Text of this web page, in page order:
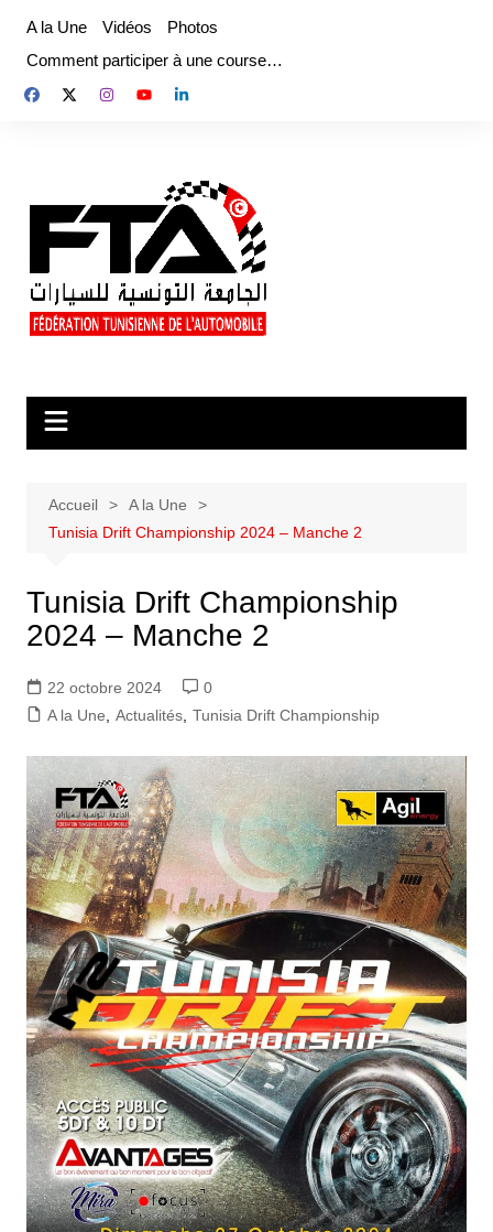
contenu
A la Une Vidéos
Photos
Comment participer à une course…
Accueil
A la Une
Tunisia Drift Championship 2024 – Manche 2
Tunisia Drift Championship
2024 – Manche 2
22 octobre 2024
0
A la Une
Actualités, Tunisia Drift Championship